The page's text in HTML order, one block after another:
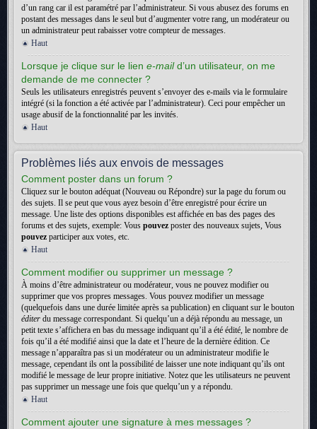
d’un rang car il est paramétré par l’administrateur. Si vous abusez des forums en
postant des messages dans le seul but d’augmenter votre rang, un modérateur ou
un administrateur peut rabaisser votre compteur de messages.
Haut
Lorsque je clique sur le lien e-maild’un utilisateur, on me
demande de me connecter ?
Seuls les utilisateurs enregistrés peuvent s’envoyer des e-mails via le formulaire
intégré (si la fonction a été activée par l’administrateur). Ceci pour empêcher un
usage abusif de la fonctionnalité par les invités.
Haut
Problèmes liés aux envois de messages
Comment poster dans un forum ?
Cliquez sur le bouton adéquat (Nouveau ou Répondre) sur la page du forum ou
des sujets. Il se peut que vous ayez besoin d’être enregistré pour écrire un
message. Une liste des options disponibles est affichée en bas des pages des
forums et des sujets, exemple: Vous pouvez poster des nouveaux sujets, Vous
pouvez participer aux votes, etc.
Haut
Comment modifier ou supprimer un message ?
À moins d’être administrateur ou modérateur, vous ne pouvez modifier ou
supprimer que vos propres messages. Vous pouvez modifier un message
(quelquefois dans une durée limitée après sa publication) en cliquant sur le bouton
éditer du message correspondant. Si quelqu’un a déjà répondu au message, un
petit texte s’affichera en bas du message indiquant qu’il a été édité, le nombre de
fois qu’il a été modifié ainsi que la date et l’heure de la dernière édition. Ce
message n’apparaîtra pas si un modérateur ou un administrateur modifie le
message, cependant ils ont la possibilité de laisser une note indiquant qu’ils ont
modifié le message de leur propre initiative. Notez que les utilisateurs ne peuvent
pas supprimer un message une fois que quelqu’un y a répondu.
Haut
Comment ajouter une signature à mes messages ?